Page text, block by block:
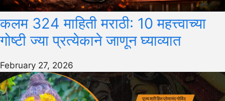
कलम 324 माहिती मराठी: 10 महत्त्वाच्या
गोष्टी ज्या प्रत्येकाने जाणून घ्याव्यात
February 27, 2026